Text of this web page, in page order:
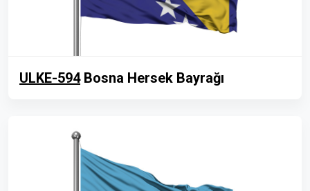
ULKE-594Bosna Hersek Bayrağı